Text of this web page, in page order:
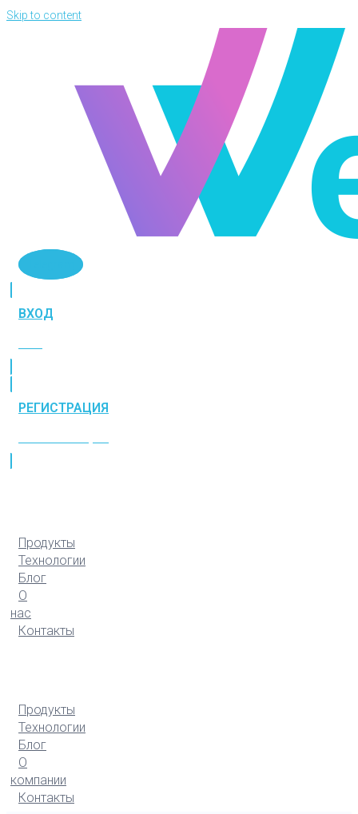
Skip to content
ВХОД
РЕГИСТРАЦИЯ
Продукты
Технологии
Блог
О
нас
Контакты
Продукты
Технологии
Блог
О
компании
Контакты